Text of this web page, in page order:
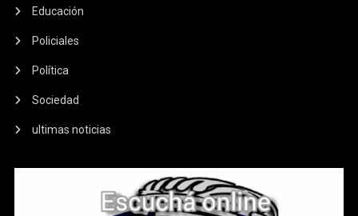
Educación
Policiales
Política
Sociedad
ultimas noticias